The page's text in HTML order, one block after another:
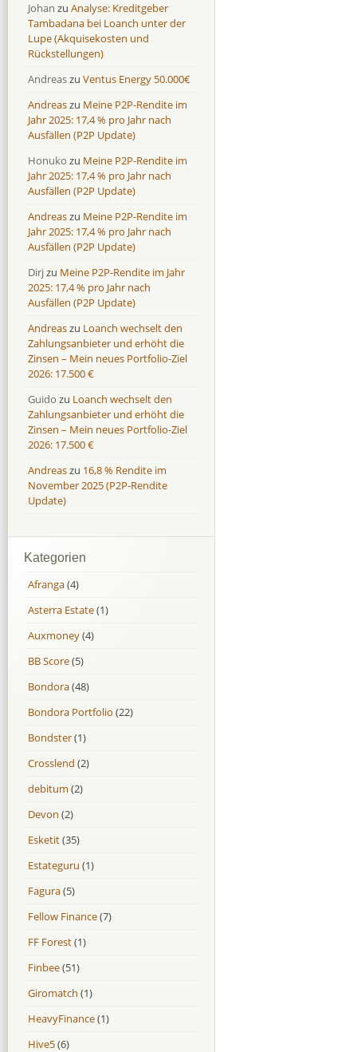
Omaraha
16,4 %
Omaraha
18,0 %
Johan zu Analyse: Kreditgeber
Tambadana bei Loanch unter der
Lupe (Akquisekosten und
Rückstellungen)
Andreaszu Ventus Energy 50.000€
Andreaszu Meine P2P-Rendite im
Jahr 2025: 17,4 % pro Jahr nach
Ausfällen (P2P Update)
Honuko zu Meine P2P-Rendite im
Jahr 2025: 17,4 % pro Jahr nach
Ausfällen (P2P Update)
Andreaszu Meine P2P-Rendite im
Jahr 2025: 17,4 % pro Jahr nach
Ausfällen (P2P Update)
Dirjzu Meine P2P-Rendite im Jahr
2025: 17,4 % pro Jahr nach
Ausfällen (P2P Update)
Andreaszu Loanch wechselt den
Zahlungsanbieter und erhöht die
Zinsen – Mein neues Portfolio-Ziel
2026: 17.500 €
Guido zu Loanch wechselt den
Zahlungsanbieter und erhöht die
Zinsen – Mein neues Portfolio-Ziel
2026: 17.500 €
Andreaszu 16,8 % Rendite im
November 2025 (P2P-Rendite
Update)
Kategorien
Afranga(4)
Asterra Estate(1)
Auxmoney(4)
BB Score(5)
Bondora(48)
Bondora Portfolio (22)
Bondster(1)
Crosslend (2)
debitum (2)
Devon (2)
Esketit(35)
Estateguru (1)
Fagura(5)
Fellow Finance(7)
FF Forest(1)
Finbee(51)
Giromatch (1)
HeavyFinance(1)
Hive5(6)